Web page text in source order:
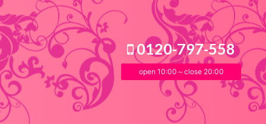
0120-797-558
open 10:00～close 20:00